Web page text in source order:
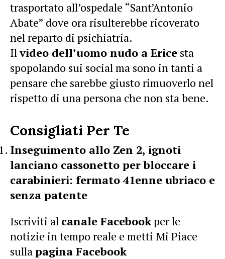
trasportato all’ospedale “Sant’Antonio
Abate” dove ora risulterebbe ricoverato
nel reparto di psichiatria.
Ilvideo dell’uomo nudo a Erice sta
spopolando sui social ma sono in tanti a
pensare che sarebbe giusto rimuoverlo nel
rispetto di una persona che non sta bene.
Consigliati Per Te
Inseguimento allo Zen 2, ignoti
lanciano cassonetto per bloccare i
carabinieri: fermato 41enne ubriaco e
senza patente
Iscriviti al canale Facebookper le
notizie in tempo reale e metti Mi Piace
sullapagina Facebook